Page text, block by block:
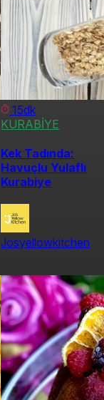
15dk
KURABİYE
Kek Tadında:
Havuçlu Yulaflı
Kurabiye
Josyellowkitchen